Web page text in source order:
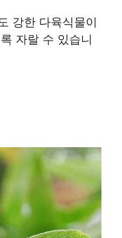
강한 다육식물이
자랄 수 있습니